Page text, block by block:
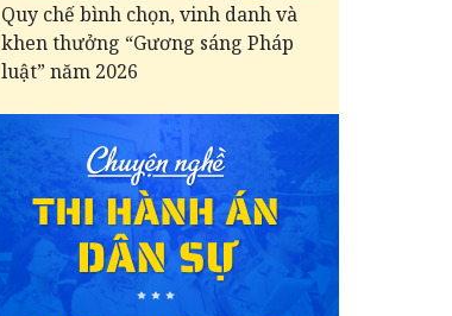
Quy chế bình chọn, vinh danh và
khen thưởng “Gương sáng Pháp
luật” năm 2026